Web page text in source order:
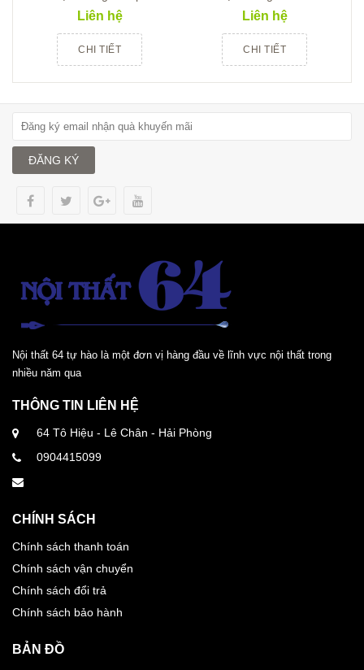
Liên hệ
CHI TIẾT
Liên hệ
CHI TIẾT
ĐĂNG KÝ
Nội thất 64 tự hào là một đơn vị hàng đầu về lĩnh vực nội thất trong
nhiều năm qua
THÔNG TIN LIÊN HỆ
64 Tô Hiệu - Lê Chân - Hải Phòng
0904415099
CHÍNH SÁCH
Chính sách thanh toán
Chính sách vận chuyển
Chính sách đổi trả
Chính sách bảo hành
BẢN ĐỒ